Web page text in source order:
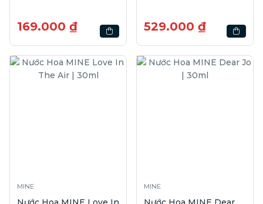
169.000 ₫ 529.000 ₫
MINE MINE